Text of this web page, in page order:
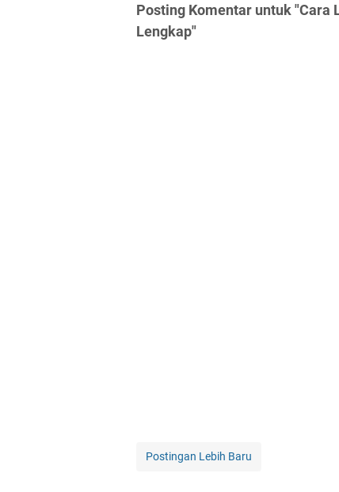
Posting Komentar untuk "Cara
Lengkap"
Postingan Lebih Baru